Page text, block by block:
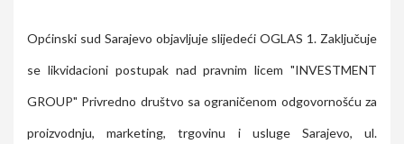
Općinski sud Sarajevo objavljuje slijedeći OGLAS 1. Zaključuje
se likvidacioni postupak nad pravnim licem "INVESTMENT
GROUP" Privredno društvo sa ograničenom odgovornošću za
proizvodnju, marketing, trgovinu i usluge Sarajevo, ul.